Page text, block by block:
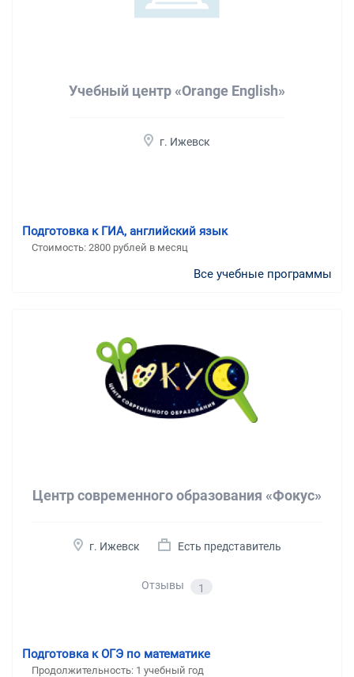
Учебный центр «Orange English»
г. Ижевск
Подготовка к ГИА, английский язык
Стоимость: 2800 рублей в месяц
Все учебные программы
Центр современного образования «Фокус»
г. Ижевск Есть представитель
Отзывы 1
Подготовка к ОГЭ по математике
Продолжительность: 1 учебный год